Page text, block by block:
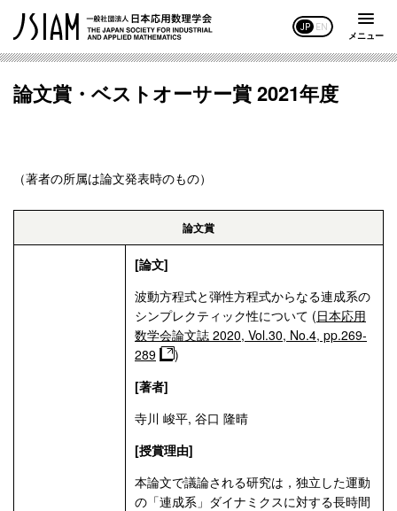
JP EN
メニュー
論文賞・ベストオーサー賞 2021年度
（著者の所属は論文発表時のもの）
論文賞
[論文]
波動方程式と弾性方程式からなる連成系の
シンプレクティック性について (日本応用
数学会論文誌 2020, Vol.30, No.4, pp.269-
289
)
[著者]
寺川 峻平, 谷口 隆晴
[授賞理由]
本論文で議論される研究は，独立した運動
の「連成系」ダイナミクスに対する長時間